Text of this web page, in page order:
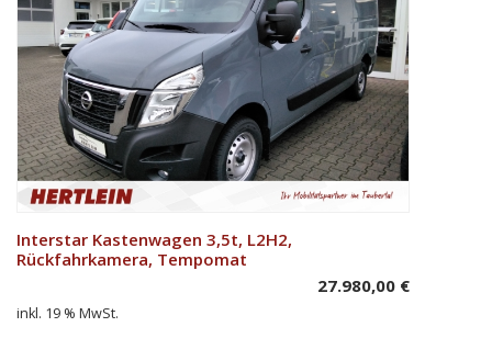
In den Warenkorb
Interstar Kastenwagen 3,5t, L2H2,
Rückfahrkamera, Tempomat
27.980,00 €
inkl. 19 % MwSt.